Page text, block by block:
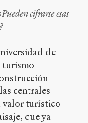
cifrarse esas
de
turismo
centrales
valor turístico
que ya